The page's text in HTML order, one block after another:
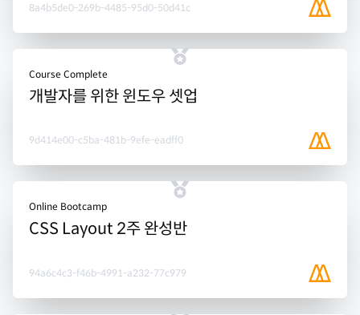
8a4b5de0-269b-4485-95d0-50d41c
Course Complete
개발자를 위한 윈도우 셋업
9d414e00-c5ba-481b-9efe-eadff0
Online Bootcamp
CSS Layout 2주 완성반
94a6c4c3-f46b-4991-a232-77c979